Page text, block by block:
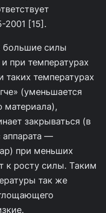
2001 [15].
большие силы
при тем­пературах
таких температурах
(уменьшается
материала),
закрываться (в
аппарата —
при меньших
к росту силы. Таким
так же